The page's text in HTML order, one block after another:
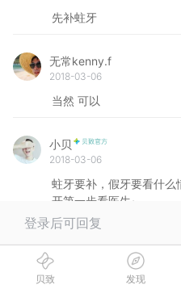
先补蛀牙
无常kenny.f
2018-03-06
当然 可以
小贝
2018-03-06
蛀牙要补，假牙要看什
开第一步看医生~
没有
登录后可回复
贝致 发现